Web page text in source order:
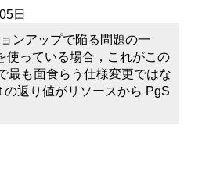
日
ンアップで陥る問題の一
使っている場合，これがこの
最も面食らう仕様変更ではな
の返り値がリソースから PgS